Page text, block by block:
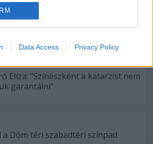
in apps.
Google to enable storage
Google to enable storage
including authentication
fraud prevention, and other
Data Access Privacy Policy
érkezik az Infinite Dance Festival
Eliza: "Színészként a katarzist nem
garantálni"
a Dóm téri szabadtéri színpad